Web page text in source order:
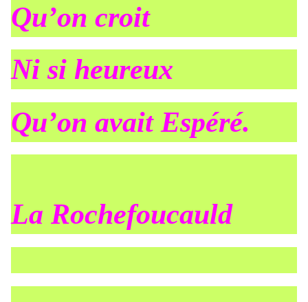
Qu’on croit
Ni si heureux
Qu’on avait Espéré.
La Rochefoucauld